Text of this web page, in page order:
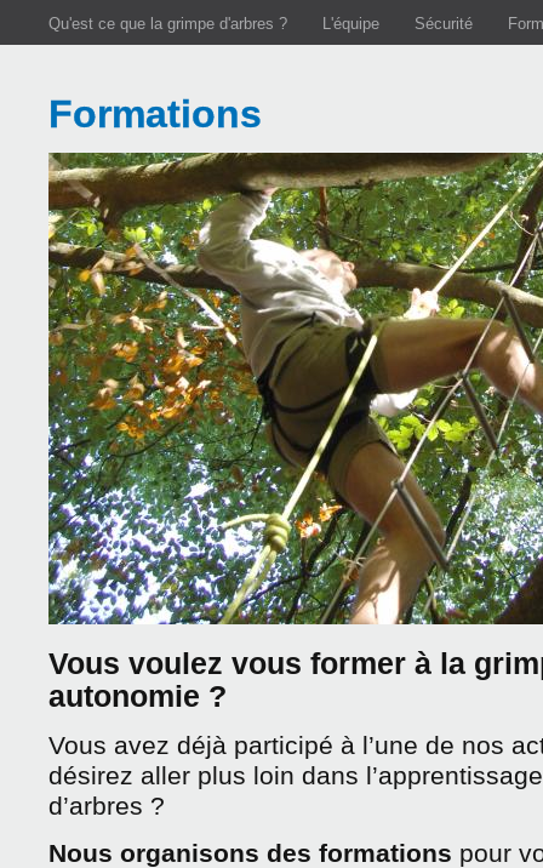
Qu'est ce que la grimpe d'arbres ? L'équipe Sécurité
Formations
Vous voulez vous former à la
autonomie ?
Vous avez déjà participé à l’une de nos
désirez aller plus loin dans
d’arbres ?
Nous organisons des formations pour